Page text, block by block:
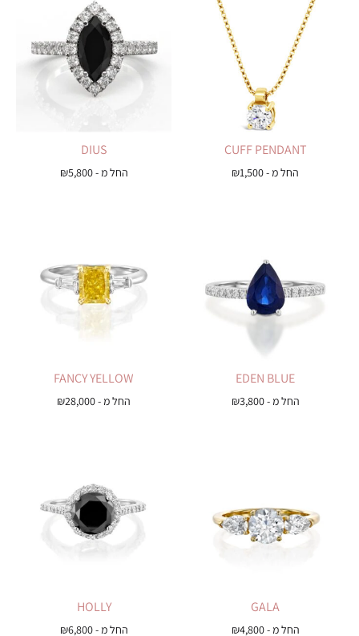
CUFF PENDANT
החל מ - ₪1,500
DIUS
החל מ - ₪5,800
EDEN BLUE
החל מ - ₪3,800
FANCY YELLOW
החל מ - ₪28,000
GALA
החל מ - ₪4,800
HOLLY
החל מ - ₪6,800